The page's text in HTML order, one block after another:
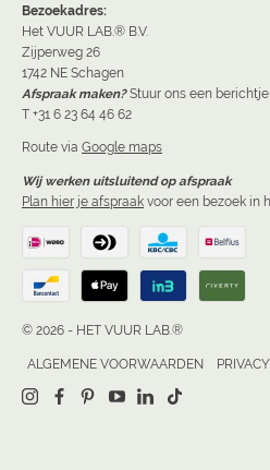
Bezoekadres:
Het VUUR LAB.® B.V.
Zijperweg 26
1742 NE Schagen
Afspraak maken? Stuur ons een
T +31 6 23 64 46 62
Route via Google maps
Wij werken uitsluitend op afspraak
Plan hier je afspraak voor een bezoek in
© 2026 - HET VUUR LAB.®
ALGEMENE VOORWAARDEN